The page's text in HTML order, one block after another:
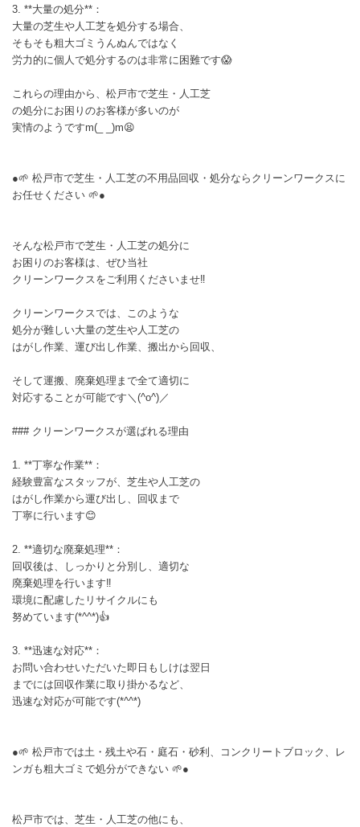
3. **大量の処分**：
大量の芝生や人工芝を処分する場合、
そもそも粗大ゴミうんぬんではなく
労力的に個人で処分するのは非常に困難です😱
これらの理由から、松戸市で芝生・人工芝
の処分にお困りのお客様が多いのが
実情のようですm(_ _)m😫
●🌱 松戸市で芝生・人工芝の不用品回収・処分ならクリーンワークスに
お任せください 🌱●
そんな松戸市で芝生・人工芝の処分に
お困りのお客様は、ぜひ当社
クリーンワークスをご利用くださいませ‼️
クリーンワークスでは、このような
処分が難しい大量の芝生や人工芝の
はがし作業、運び出し作業、搬出から回収、
そして運搬、廃棄処理まで全て適切に
対応することが可能です＼(^o^)／
### クリーンワークスが選ばれる理由
1. **丁寧な作業**：
経験豊富なスタッフが、芝生や人工芝の
はがし作業から運び出し、回収まで
丁寧に行います😊
2. **適切な廃棄処理**：
回収後は、しっかりと分別し、適切な
廃棄処理を行います‼️
環境に配慮したリサイクルにも
努めています(*^^*)👍
3. **迅速な対応**：
お問い合わせいただいた即日もしけは翌日
までには回収作業に取り掛かるなど、
迅速な対応が可能です(*^^*)
●🌱 松戸市では土・残土や石・庭石・砂利、コンクリートブロック、レ
ンガも粗大ゴミで処分ができない 🌱●
松戸市では、芝生・人工芝の他にも、